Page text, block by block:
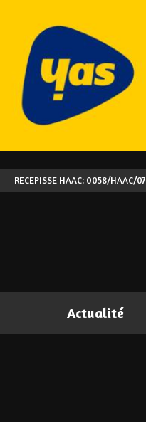
RECEPISSE HAAC: 0058/HAAC/
Actualité